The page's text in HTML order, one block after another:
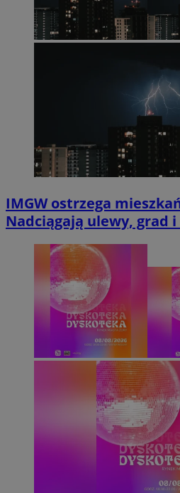
IMGW ostrzega
Nadciągają ulewy, grad